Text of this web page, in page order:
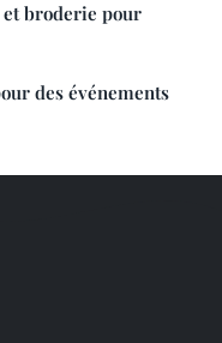
et broderie pour
des événements